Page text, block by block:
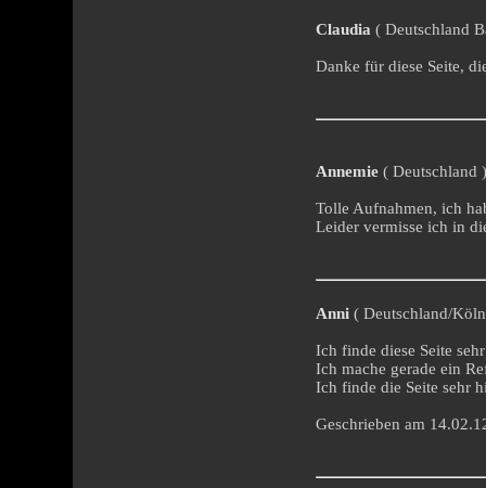
Claudia ( Deutschland
Danke für diese Seite,
Annemie ( Deutschland
Tolle Aufnahmen, ich
Leider vermisse ich in
Anni ( Deutschland/
Ich finde diese Seite
Ich mache gerade ein
Ich finde die Seite sehr
Geschrieben am